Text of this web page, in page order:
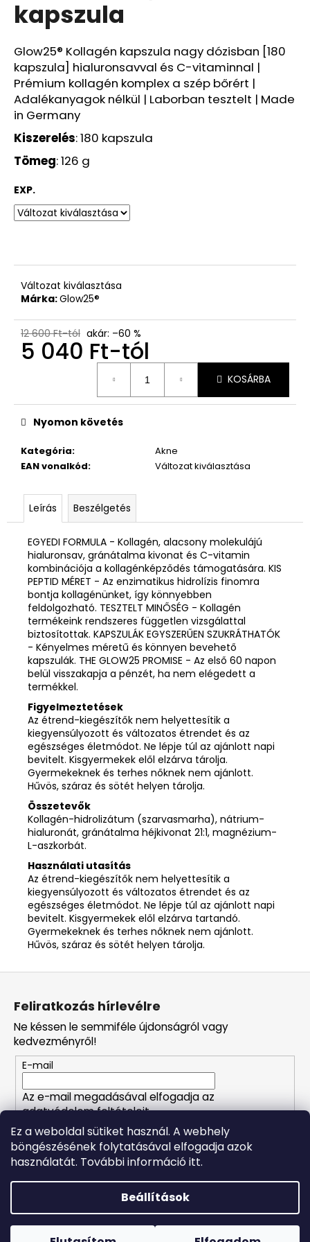
Ez a weboldal sütiket használ. A webhely
böngészésének folytatásával elfogadja azok
használatát. További információ itt.
Beállítások
Forró napokon nem javasoljuk a csomagautomatákba
történő kézbesítést. A magas hőmérsékletre érzékeny
termékek átvételkor nem biztos, hogy optimális állapotban
kapszula
Glow25® Kollagén kapszula nagy dózisban [180
kapszula] hialuronsavval és C-vitaminnal |
Prémium kollagén komplex a szép bőrért |
Adalékanyagok nélkül | Laborban tesztelt | Made
in Germany
Kiszerelés: 180 kapszula
Tömeg: 126 g
EXP.
Változat kiválasztása
Márka:Glow25®
12 600 Ft-tól akár: –60 %
5 040 Ft-tól
KOSÁRBA
Kategória:
Akne
EAN vonalkód: Változat kiválasztása
Nyomon követés
Leírás Beszélgetés
EGYEDI FORMULA - Kollagén, alacsony molekulájú
hialuronsav, gránátalma kivonat és C-vitamin
kombinációja a kollagénképződés támogatására. KIS
PEPTID MÉRET - Az enzimatikus hidrolízis finomra
bontja kollagénünket, így könnyebben
feldolgozható. TESZTELT MINŐSÉG - Kollagén
termékeink rendszeres független vizsgálattal
biztosítottak. KAPSZULÁK EGYSZERŰEN SZUKRÁTHATÓK
- Kényelmes méretű és könnyen bevehető
kapszulák. THE GLOW25 PROMISE - Az első 60 napon
belül visszakapja a pénzét, ha nem elégedett a
termékkel.
Figyelmeztetések
Az étrend-kiegészítők nem helyettesítik a
kiegyensúlyozott és változatos étrendet és az
egészséges életmódot. Ne lépje túl az ajánlott napi
bevitelt. Kisgyermekek elől elzárva tárolja.
Gyermekeknek és terhes nőknek nem ajánlott.
Hűvös, száraz és sötét helyen tárolja.
Összetevők
Kollagén-hidrolizátum (szarvasmarha), nátrium-
hialuronát, gránátalma héjkivonat 21:1, magnézium-
L-aszkorbát.
Használati utasítás
Az étrend-kiegészítők nem helyettesítik a
kiegyensúlyozott és változatos étrendet és az
egészséges életmódot. Ne lépje túl az ajánlott napi
bevitelt. Kisgyermekek elől elzárva tartandó.
Gyermekeknek és terhes nőknek nem ajánlott.
Hűvös, száraz és sötét helyen tárolja.
760
Ft
4
580
Ft
L
Feliratkozás hírlevélre
Ne késsen le semmiféle újdonságról vagy
kedvezményről!
E-mail
Az e-mail megadásával elfogadja az
adatvédelem feltételeit.
FELIRATKOZÁS
Copyright 2026Naturalzen. Minden jog fenntartva.Süti